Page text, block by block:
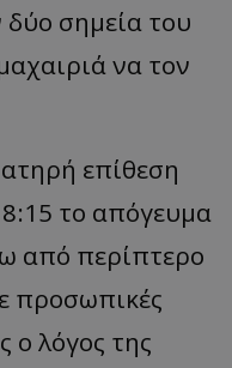
δύο σημεία του
να τον
επίθεση
το απόγευμα
από περίπτερο
προσωπικές
ο λόγος της